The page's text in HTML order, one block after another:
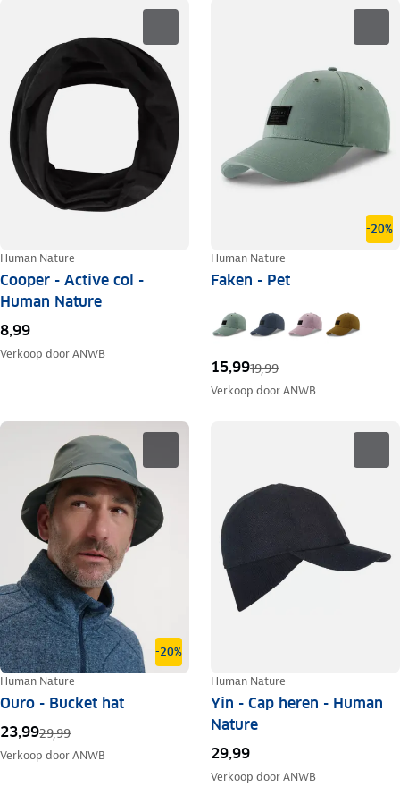
Human Nature
Cooper - Active col -
Human Nature
8,99
Verkoop doorANWB
-20%
Human Nature
Faken - Pet
15,9919,99
Verkoop doorANWB
-20%
Human Nature
Ouro - Bucket hat
23,9929,99
Verkoop doorANWB
Human Nature
Yin - Cap heren - Human
Nature
29,99
Verkoop doorANWB